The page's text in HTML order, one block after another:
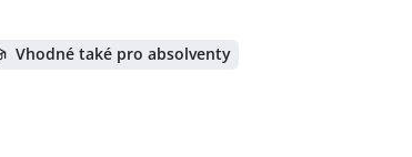
Vhodné také pro absolventy